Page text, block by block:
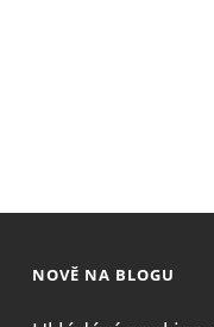
NOVĚ NA BLOGU